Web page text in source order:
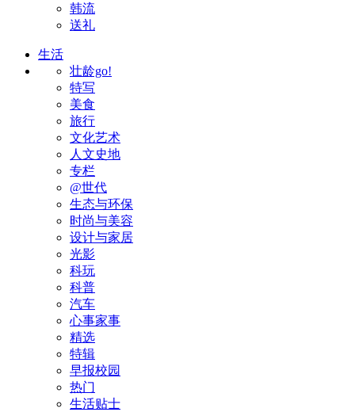
韩流
送礼
生活
壮龄go!
特写
美食
旅行
文化艺术
人文史地
专栏
@世代
生态与环保
时尚与美容
设计与家居
光影
科玩
科普
汽车
心事家事
精选
特辑
早报校园
热门
生活贴士